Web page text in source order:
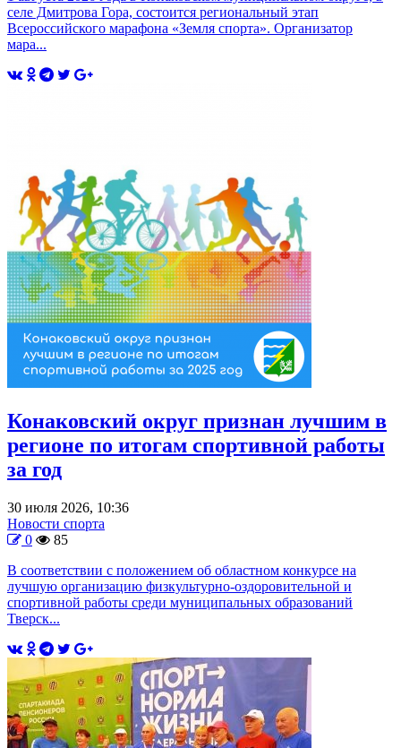
селе Дмитрова Гора, состоится региональный этап
Всероссийского марафона «Земля спорта». Организатор
мара...
Конаковский округ признан лучшим в
регионе по итогам спортивной работы
за год
30 июля 2026, 10:36
Новости спорта
0
85
В соответствии с положением об областном конкурсе на
лучшую организацию физкультурно-оздоровительной и
спортивной работы среди муниципальных образований
Тверск...